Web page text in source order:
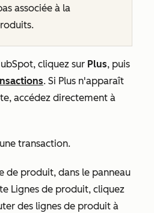
associée à la
cliquez sur Plus, puis
. Si Plus n'apparaît
accédez directement à
transaction.
de produit, dans le panneau
Lignes de produit, cliquez
des lignes de produit à